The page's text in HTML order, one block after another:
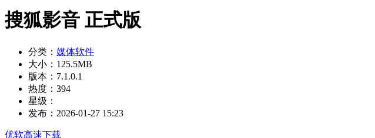
搜狐影音 正式版
分类： 媒体软件
大小： 125.5MB
版本： 7.1.0.1
热度： 394
星级：
发布： 2026-01-27 15:23
优软高速下载